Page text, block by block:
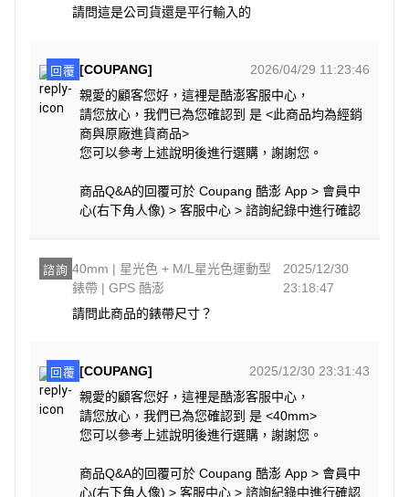
請問這是公司貨還是平行輸入的
回覆 [COUPANG]
2026/04/29 11:23:46
親愛的顧客您好，這裡是酷澎客服中心，
請您放心，我們已為您確認到 是 <此商品均為經銷
商與原廠進貨商品>
您可以參考上述說明後進行選購，謝謝您。
商品Q&A的回覆可於 Coupang 酷澎 App > 會員中
心(右下角人像) > 客服中心 > 諮詢紀錄中進行確認
諮詢 40mm | 星光色 + M/L星光色運動型
錶帶 | GPS 酷澎
2025/12/30
23:18:47
請問此商品的錶帶尺寸？
回覆 [COUPANG]
2025/12/30 23:31:43
親愛的顧客您好，這裡是酷澎客服中心，
請您放心，我們已為您確認到 是 <40mm>
您可以參考上述說明後進行選購，謝謝您。
商品Q&A的回覆可於 Coupang 酷澎 App > 會員中
心(右下角人像) > 客服中心 > 諮詢紀錄中進行確認